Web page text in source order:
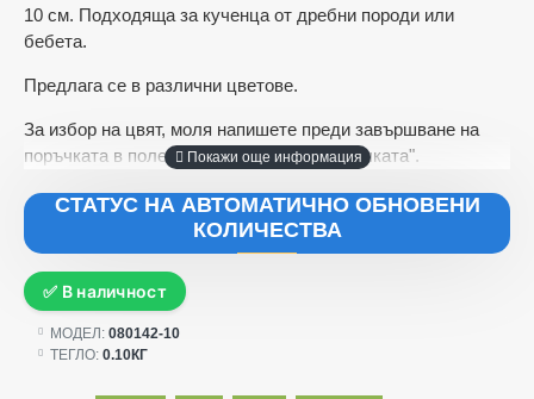
10 см. Подходяща за кученца от дребни породи или
бебета.
Предлага се в различни цветове.
За избор на цвят, моля напишете преди завършване на
поръчката в полето "Коментари към поръчката".
СТАТУС НА АВТОМАТИЧНО ОБНОВЕНИ
КОЛИЧЕСТВА
✅ В наличност
МОДЕЛ: 080142-10
ТЕГЛО: 0.10КГ